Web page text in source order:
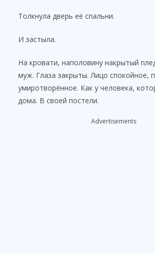
Толкнула дверь её спальни.
И застыла.
На кровати, наполовину накрытый
муж. Глаза закрыты. Лицо спокойное,
умиротворённое. Как у человека,
дома. В своей постели.
Advertisements